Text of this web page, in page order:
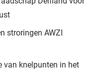
stroringen AWZI
van knelpunten in het